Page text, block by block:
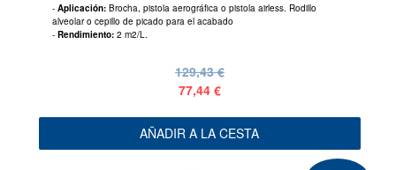
- Aplicación: Brocha, pistola aerográfica o pistola airless. Rodillo
alveolar o cepillo de picado para el acabado
- Rendimiento: 2 m2/L.
129,43 €
77,44 €
AÑADIR A LA CESTA